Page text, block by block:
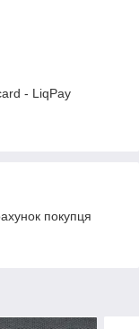
- LiqPay
покупця